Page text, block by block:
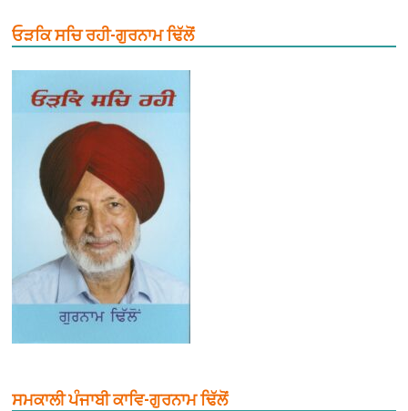
ਓੜਕਿ ਸਚਿ ਰਹੀ-ਗੁਰਨਾਮ ਢਿੱਲੋਂ
ਸਮਕਾਲੀ ਪੰਜਾਬੀ ਕਾਵਿ-ਗੁਰਨਾਮ ਢਿੱਲੋਂ